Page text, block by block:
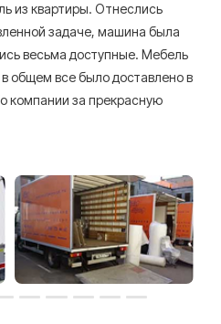
из квартиры. Отнеслись
задаче, машина была
весьма доступные. Мебель
общем все было доставлено в
компании за прекрасную